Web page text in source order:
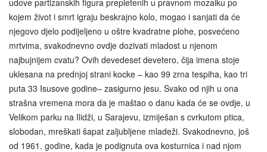
udove partizanskih figura prepletenih u pravnom mozaiku po
kojem život i smrt igraju beskrajno kolo, mogao i sanjati da će
njegovo djelo podijeljeno u oštre kvadratne plohe, posvećeno
mrtvima, svakodnevno ovdje dozivati mladost u njenom
najbujnijem cvatu? Ovih devedeset devetero, čija imena stoje
uklesana na prednjoj strani kocke – kao 99 zrna tespiha, kao tri
puta 33 Isusove godine– zasigurno jesu. Svako od njih u ona
strašna vremena mora da je maštao o danu kada će se ovdje, u
Velikom parku na Ilidži, u Sarajevu, izmiješan s cvrkutom ptica,
slobodan, mreškati šapat zaljubljene mladeži. Svakodnevno, još
od 1961. godine, kada je podignuta ova kosturnica i nad njom